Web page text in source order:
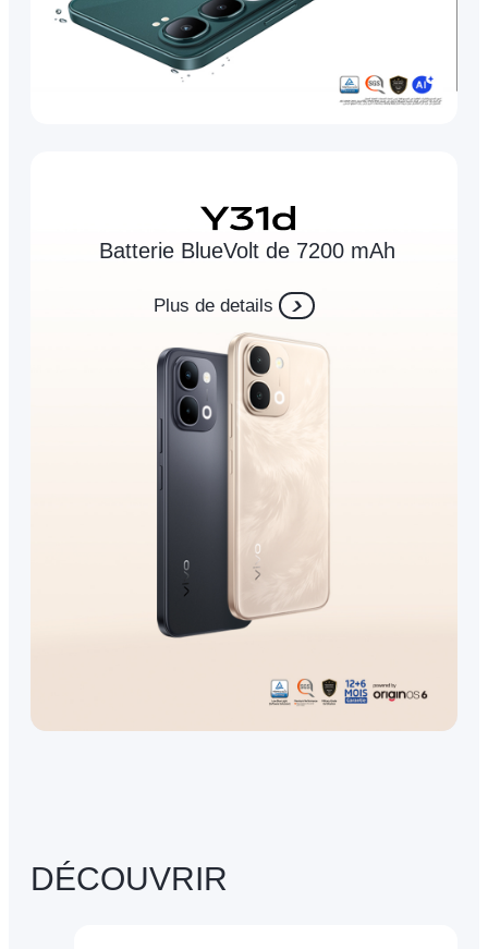
Batterie BlueVolt de 7200 mAh
Plus de details
DÉCOUVRIR